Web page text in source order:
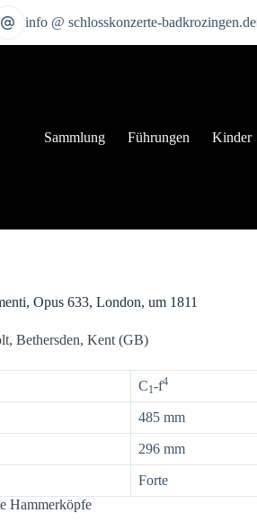
info @ schlosskonzerte-badkrozingen.de
Sammlung Führungen Kinder
Opus 633, London, um 1811
Bethersden, Kent (GB)
C1-f4
485 mm
296 mm
Forte
Hammerköpfe